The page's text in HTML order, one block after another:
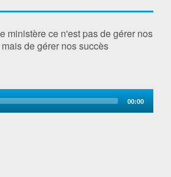
ministère ce n'est pas de gérer nos
de gérer nos succès
00:00